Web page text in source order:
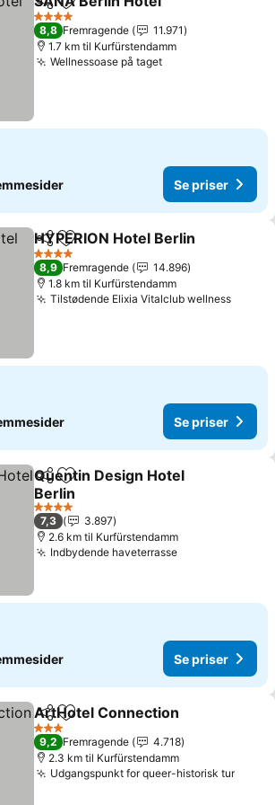
Del Føj til favoritter
4 Stjerner
8,8 Fremragende
11.971
1.7 km til Kurfürstendamm
Wellnessoase på tagetSe priser
Se priser
Del Føj til favoritter
HYPERION Hotel Berlin
4 Stjerner
8,9 Fremragende
14.896
1.8 km til Kurfürstendamm
Tilstødende Elixia Vitalclub wellnessSe
Se priser
Del Føj til favoritter
Quentin Design Hotel
Berlin
Se priser
4 Stjerner
7,3
3.897
2.6 km til Kurfürstendamm
Indbydende haveterrasseSe priser
Se priser
Del Føj til favoritter
ArtHotel Connection
3 Stjerner
9,2 Fremragende
4.718
2.3 km til Kurfürstendamm
Udgangspunkt for queer-historisk turSe